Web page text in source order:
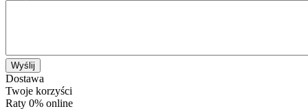
Wyślij
Dostawa
Twoje korzyści
Raty 0% online